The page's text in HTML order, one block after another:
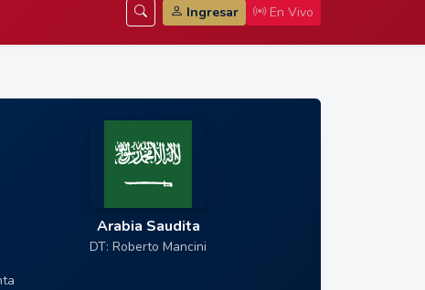
Ingresar En Vivo
Arabia Saudita
DT: Roberto Mancini